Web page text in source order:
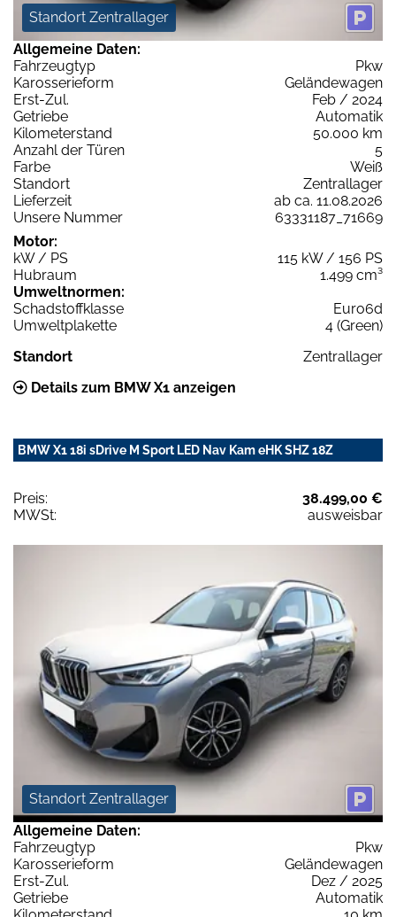
Standort Zentrallager
Allgemeine Daten:
Fahrzeugtyp
Pkw
Karosserieform
Geländewagen
Erst-Zul.
Feb / 2024
Getriebe
Automatik
Kilometerstand
50.000 km
Anzahl der Türen
5
Farbe
Weiß
Standort
Zentrallager
Lieferzeit
ab ca. 11.08.2026
Unsere Nummer
63331187_71669
Motor:
kW / PS
115 kW / 156 PS
Hubraum
1.499 cm³
Umweltnormen:
Schadstoffklasse
Euro6d
Umweltplakette
4 (Green)
Standort
Zentrallager
Details zum BMW X1 anzeigen
BMW X1 18i sDrive M Sport LED Nav Kam eHK SHZ 18Z
Preis:
38.499,00 €
MWSt:
ausweisbar
Standort Zentrallager
Allgemeine Daten:
Fahrzeugtyp
Pkw
Karosserieform
Geländewagen
Erst-Zul.
Dez / 2025
Getriebe
Automatik